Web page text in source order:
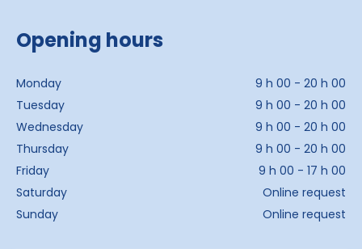
Opening hours
Monday
9 h 00 - 20 h 00
Tuesday
9 h 00 - 20 h 00
Wednesday
9 h 00 - 20 h 00
Thursday
9 h 00 - 20 h 00
Friday
9 h 00 - 17 h 00
Saturday
Online request
Sunday
Online request